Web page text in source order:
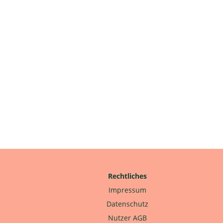
Rechtliches
Impressum
Datenschutz
Nutzer AGB